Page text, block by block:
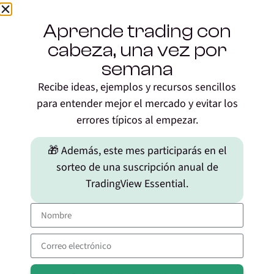
Revisores:
Uxío Fraga (Trader y fundador)
Jorge Luces (Trader y formador de la
escuela)
4 respuestas
PacoFdice:
Buenos días Álex,
Aprende trading con
cabeza, una vez por
semana
Recibe ideas, ejemplos y recursos sencillos
para entender mejor el mercado y evitar los
errores típicos al empezar.
🎁 Además, este mes participarás en el
sorteo de una suscripción anual de
TradingView Essential.